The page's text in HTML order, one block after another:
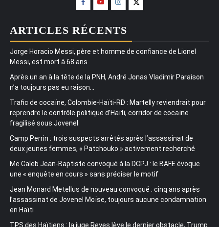
ARTICLES RÉCENTS
Jorge Horacio Messi, père et homme de confiance de Lionel
Messi, est mort à 68 ans
Après un an à la tête de la PNH, André Jonas Vladimir Paraison
n’a toujours pas eu raison…
Trafic de cocaïne, Colombie-Haïti-RD : Martelly reviendrait pour
reprendre le contrôle politique d’Haïti, corridor de cocaïne
fragilisé sous Jovenel
Camp Perrin : trois suspects arrêtés après l’assassinat de
deux jeunes femmes, « Patchouko » activement recherché
Me Caleb Jean-Baptiste convoqué à la DCPJ : le BAFE évoque
une « enquête en cours » sans préciser le motif
Jean Monard Metellus de nouveau convoqué : cinq ans après
l’assassinat de Jovenel Moïse, toujours aucune condamnation
en Haïti
TPS des Haïtiens : la juge Reyes lève le dernier obstacle, Trump